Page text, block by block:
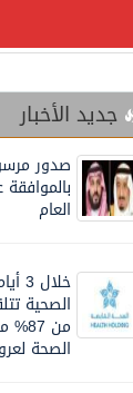
07/2026
23/07/2026
06/2026
06/2026
جديد الأخبار
صدور
العام
الصحية
من
الصحة